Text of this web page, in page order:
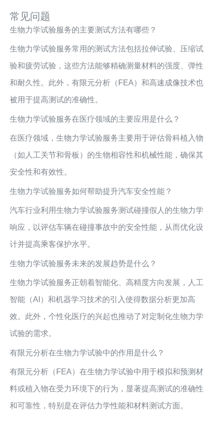
常见问题
生物力学试验服务的主要测试方法有哪些？
生物力学试验服务常用的测试方法包括拉伸试验、压缩试
验和疲劳试验，这些方法能够精确测量材料的强度、弹性
和耐久性。此外，有限元分析（FEA）和高速成像技术也
被用于提高测试的准确性。
生物力学试验服务在医疗领域的主要应用是什么？
在医疗领域，生物力学试验服务主要用于评估骨科植入物
（如人工关节和骨板）的生物相容性和机械性能，确保其
安全性和有效性。
生物力学试验服务如何帮助提升汽车安全性能？
汽车行业利用生物力学试验服务测试碰撞假人的生物力学
响应，以评估车辆在碰撞事故中的安全性能，从而优化设
计并提高乘客保护水平。
生物力学试验服务未来的发展趋势是什么？
生物力学试验服务正朝着智能化、高精度方向发展，人工
智能（AI）和机器学习技术的引入使得数据分析更加高
效。此外，个性化医疗的兴起也推动了对定制化生物力学
试验的需求。
有限元分析在生物力学试验中的作用是什么？
有限元分析（FEA）在生物力学试验中用于模拟和预测材
料或植入物在受力环境下的行为，显著提高测试的准确性
和可靠性，特别是在评估力学性能和材料测试方面。